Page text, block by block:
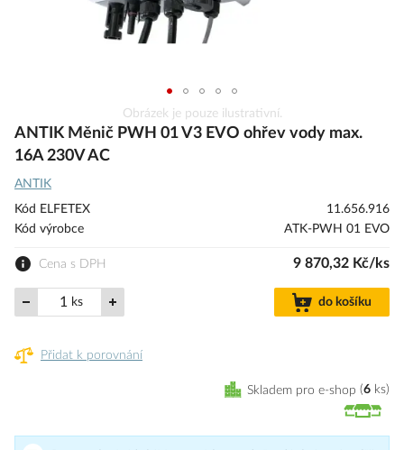
na
začátek
s
obrázky
Obrázek je pouze ilustrativní.
ANTIK Měnič PWH 01 V3 EVO ohřev vody max.
16A 230V AC
ANTIK
Kód ELFETEX
11.656.916
Kód výrobce
ATK-PWH 01 EVO
Cena s DPH 9 870,32 Kč/ks
ks do košíku
Přidat k porovnání
Skladem pro e-shop 6 ks